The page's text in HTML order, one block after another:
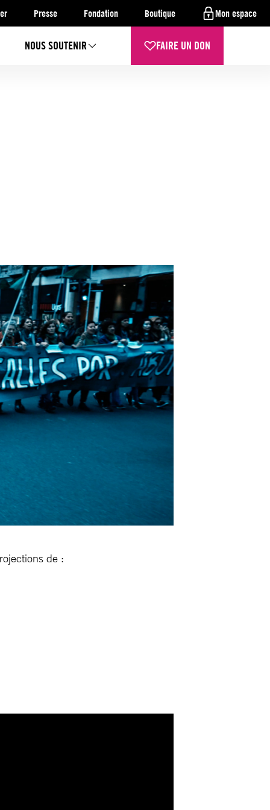
Presse Fondation Boutique Mon espace
NOUS SOUTENIR FAIRE UN DON
de :